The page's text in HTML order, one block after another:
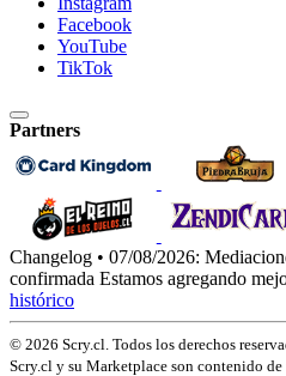
Facebook
YouTube
TikTok
Partners
Changelog • 07/08/2026:
confirmada Estamos agregando
histórico
© 2026 Scry.cl. Todos los derechos
Scry.cl y su Marketplace son contenido